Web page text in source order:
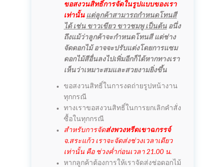
ขอสงวนสิทธิ์การจัดในรูปแบบของเรา
เท่านั้น แต่ลูกค้าสามารถกำหนดโทนสี
ได้ เช่น ขาวเขียว ขาวชมพู เป็นต้นอนึ่ง
ถึงแม้ว่าลูกค้าจะกำหนดโทนสี แต่ช่าง
จัดดอกไม้ อาจจะปรับแต่งโดยการแซม
ดอกไม้สีอื่นลงไปเพิ่มอีกก็ได้หากทางเรา
เห็นว่าเหมาะสมและสวยงามยิ่งขึ้น
ขอสงวนสิทธิ์ในการงดถ่ายรูปหน้างาน
ทุกกรณี
ทางเราขอสงวนสิทธิ์ในการยกเลิกคำสั่ง
ซื้อในทุกกรณี
สำหรับการจัดส่งพวงหรีดเขาฉกรรจ์
จ.สระแก้ว เราจะจัดส่งช่วงเวลาเดียว
เท่านั้น คือ ช่วงค่ำก่อนเวลา 21.00 น.
หากลูกค้าต้องการให้เราจัดส่งช่อดอกไม้